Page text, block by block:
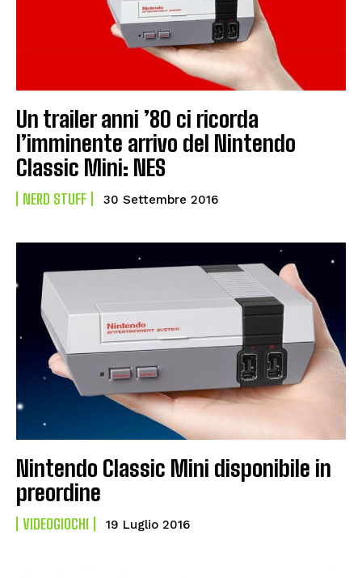
Un trailer anni ’80 ci ricorda
l’imminente arrivo del Nintendo
Classic Mini: NES
NERD STUFF 30 Settembre 2016
Nintendo Classic Mini disponibile in
preordine
VIDEOGIOCHI 19 Luglio 2016